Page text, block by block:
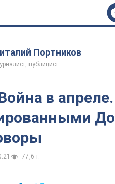
Портников
публицист
в
77,6 т.